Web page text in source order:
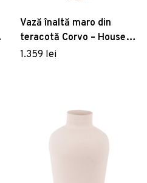
Vază înaltă maro din
teracotă Corvo – House
Nordic
1.359 lei